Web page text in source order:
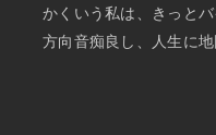
かくいう私は、きっと
方向音痴良し、人生に地